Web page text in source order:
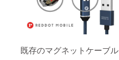
既存のマグネットケーブル